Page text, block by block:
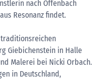
nach Offenbach
Resonanz findet.
Giebichenstein in Halle
Malerei bei Nicki Orbach.
in Deutschland,